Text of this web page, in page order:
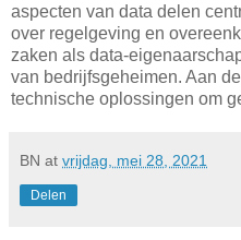
aspecten van data delen
over regelgeving en
zaken als data-
van bedrijfsgeheimen. Aan
technische oplossingen om
BN at vrijdag, mei 28, 2021
Delen